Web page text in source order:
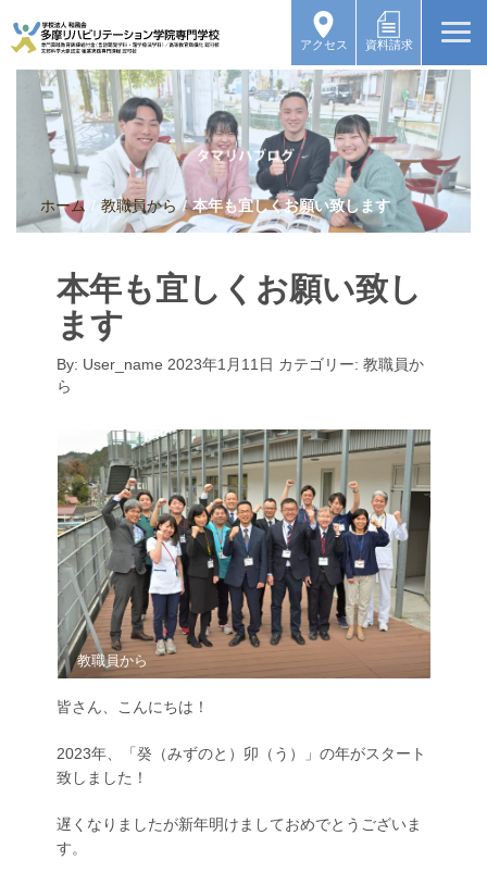
アクセス 資料請求
ホーム / 教職員から / 本年も宜しくお願い致します
本年も宜しくお願い致し
ます
By: User_name 2023年1月11日 カテゴリー:教職員か
ら
教職員から
皆さん、こんにちは！
2023年、「癸（みずのと）卯（う）」の年がスタート
致しました！
遅くなりましたが新年明けましておめでとうございま
す。